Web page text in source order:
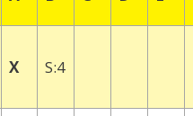
X S:4